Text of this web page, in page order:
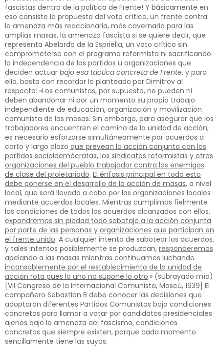
fascistas dentro de la política de Frente! Y básicamente en
eso consiste la propuesta del voto crítico, un frente contra
la amenaza más reaccionaria, más cavernaria para las
amplias masas, la amenaza fascista si se quiere decir, que
representa Abelardo de la Espriella, un voto crítico sin
comprometerse con el programa reformista ni sacrificando
la independencia de los partidos u organizaciones que
deciden actuar bajo esa táctica concreta de Frente, y para
ello, basta con recordar lo planteado por Dimitrov al
respecto: «Los comunistas, por supuesto, no pueden ni
deben abandonar ni por un momento su propio trabajo
independiente de educación, organización y movilización
comunista de las masas. Sin embargo, para asegurar que los
trabajadores encuentren el camino de la unidad de acción,
es necesario esforzarse simultáneamente por acuerdos a
corto y largo plazo que prevean la acción conjunta con los
partidos socialdemócratas, los sindicatos reformistas y otras
organizaciones del pueblo trabajador contra los enemigos
de clase del proletariado. El énfasis principal en todo esto
debe ponerse en el desarrollo de la acción de masas, a nivel
local, que será llevada a cabo por las organizaciones locales
mediante acuerdos locales. Mientras cumplimos fielmente
las condiciones de todos los acuerdos alcanzados con ellos,
expondremos sin piedad todo sabotaje a la acción conjunta
por parte de las personas y organizaciones que participan en
el frente unido. A cualquier intento de sabotear los acuerdos,
y tales intentos posiblemente se produzcan, responderemos
apelando a las masas mientras continuamos luchando
incansablemente por el restablecimiento de la unidad de
acción rota pues lo uno no supone lo otro.» (subrayado mío)
[VII Congreso de la Internacional Comunista, Moscú, 1939] El
compañero Sebastian B debe conocer las decisiones que
adoptaron diferentes Partidos Comunistas bajo condiciones
concretas para llamar a votar por candidatos presidenciales
ajenos bajo la amenaza del fascismo, condiciones
concretas que siempre existen, porque cada momento
sencillamente tiene las suyas.